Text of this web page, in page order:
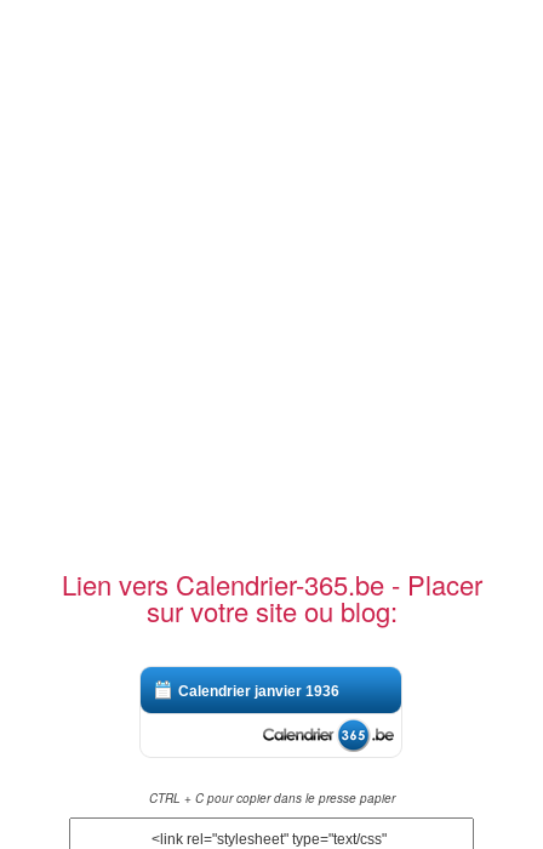
Lien vers Calendrier-365.be - Placer
sur votre site ou blog:
Calendrier janvier 1936
CTRL + C pour copier dans le presse papier